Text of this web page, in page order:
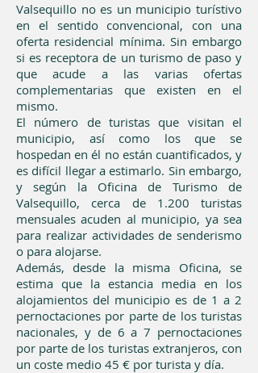
Valsequillo no es un municipio turístivo
en el sentido convencional, con una
oferta residencial mínima. Sin embargo
si es receptora de un turismo de paso y
que acude a las varias ofertas
complementarias que existen en el
mismo.
El número de turistas que visitan el
municipio, así como los que se
hospedan en él no están cuantificados, y
es difícil llegar a estimarlo. Sin embargo,
y según la Oficina de Turismo de
Valsequillo, cerca de 1.200 turistas
mensuales acuden al municipio, ya sea
para realizar actividades de senderismo
o para alojarse.
Además, desde la misma Oficina, se
estima que la estancia media en los
alojamientos del municipio es de 1 a 2
pernoctaciones por parte de los turistas
nacionales, y de 6 a 7 pernoctaciones
por parte de los turistas extranjeros, con
un coste medio 45 € por turista y día.